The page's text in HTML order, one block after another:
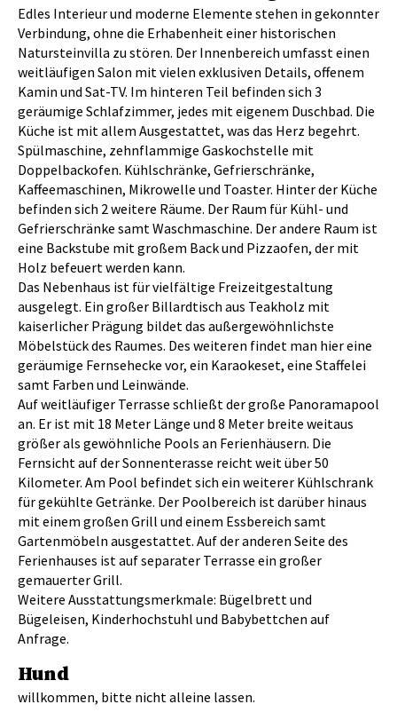
Edles Interieur und moderne Elemente stehen in gekonnter
Verbindung, ohne die Erhabenheit einer historischen
Natursteinvilla zu stören. Der Innenbereich umfasst einen
weitläufigen Salon mit vielen exklusiven Details, offenem
Kamin und Sat-TV. Im hinteren Teil befinden sich 3
geräumige Schlafzimmer, jedes mit eigenem Duschbad. Die
Küche ist mit allem Ausgestattet, was das Herz begehrt.
Spülmaschine, zehnflammige Gaskochstelle mit
Doppelbackofen. Kühlschränke, Gefrierschränke,
Kaffeemaschinen, Mikrowelle und Toaster. Hinter der Küche
befinden sich 2 weitere Räume. Der Raum für Kühl- und
Gefrierschränke samt Waschmaschine. Der andere Raum ist
eine Backstube mit großem Back und Pizzaofen, der mit
Holz befeuert werden kann.
Das Nebenhaus ist für vielfältige Freizeitgestaltung
ausgelegt. Ein großer Billardtisch aus Teakholz mit
kaiserlicher Prägung bildet das außergewöhnlichste
Möbelstück des Raumes. Des weiteren findet man hier eine
geräumige Fernsehecke vor, ein Karaokeset, eine Staffelei
samt Farben und Leinwände.
Auf weitläufiger Terrasse schließt der große Panoramapool
an. Er ist mit 18 Meter Länge und 8 Meter breite weitaus
größer als gewöhnliche Pools an Ferienhäusern. Die
Fernsicht auf der Sonnenterasse reicht weit über 50
Kilometer. Am Pool befindet sich ein weiterer Kühlschrank
für gekühlte Getränke. Der Poolbereich ist darüber hinaus
mit einem großen Grill und einem Essbereich samt
Gartenmöbeln ausgestattet. Auf der anderen Seite des
Ferienhauses ist auf separater Terrasse ein großer
gemauerter Grill.
Weitere Ausstattungsmerkmale: Bügelbrett und
Bügeleisen, Kinderhochstuhl und Babybettchen auf
Anfrage.
Hund
willkommen, bitte nicht alleine lassen.